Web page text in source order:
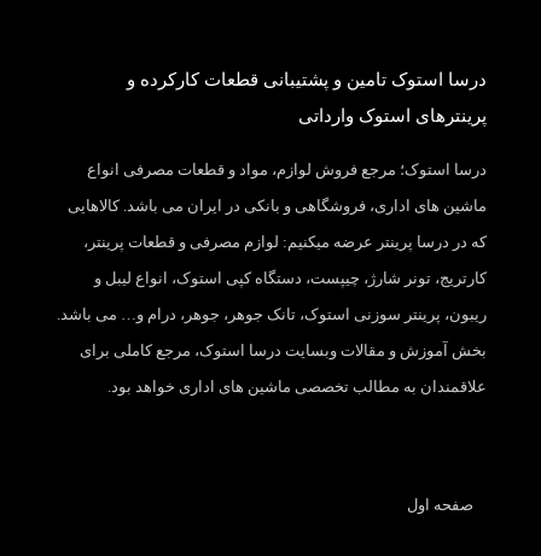
درسا استوک تامین و پشتیبانی قطعات کارکرده و
پرینترهای استوک وارداتی
درسا استوک؛ مرجع فروش لوازم، مواد و قطعات مصرفی انواع
ماشین های اداری، فروشگاهی و بانکی در ایران می باشد. کالاهایی
که در درسا پرینتر عرضه میکنیم: لوازم مصرفی و قطعات پرینتر،
کارتریج، تونر شارژ، چیپست، دستگاه کپی استوک، انواع لیبل و
ریبون، پرینتر سوزنی استوک، تانک جوهر، جوهر، درام و… می باشد.
بخش آموزش و مقالات وبسایت درسا استوک، مرجع کاملی برای
علاقمندان به مطالب تخصصی ماشین های اداری خواهد بود.
صفحه اول